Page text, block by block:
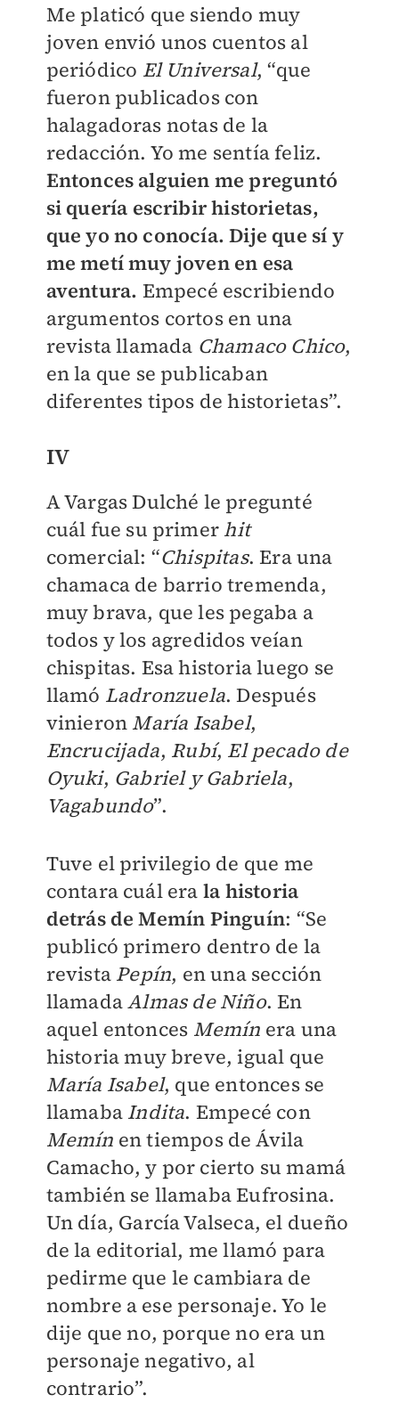
Me platicó que siendo muy
joven envió unos cuentos al
periódico El Universal, “que
fueron publicados con
halagadoras notas de la
redacción. Yo me sentía feliz.
Entonces alguien me preguntó
si quería escribir historietas,
que yo no conocía. Dije que sí y
me metí muy joven en esa
aventura. Empecé escribiendo
argumentos cortos en una
revista llamada Chamaco Chico,
en la que se publicaban
diferentes tipos de historietas”.
IV
A Vargas Dulché le pregunté
cuál fue su primer hit
comercial: “Chispitas. Era una
chamaca de barrio tremenda,
muy brava, que les pegaba a
todos y los agredidos veían
chispitas. Esa historia luego se
llamó Ladronzuela. Después
vinieron María Isabel,
Encrucijada, Rubí, El pecado de
Oyuki, Gabriel y Gabriela,
Vagabundo”.
Tuve el privilegio de que me
contara cuál era la historia
detrás de Memín Pinguín: “Se
publicó primero dentro de la
revista Pepín, en una sección
llamadaAlmas de Niño. En
aquel entonces Memín era una
historia muy breve, igual que
María Isabel, que entonces se
llamaba Indita. Empecé con
Memín en tiempos de Ávila
Camacho, y por cierto su mamá
también se llamaba Eufrosina.
Un día, García Valseca, el dueño
de la editorial, me llamó para
pedirme que le cambiara de
nombre a ese personaje. Yo le
dije que no, porque no era un
personaje negativo, al
contrario”.